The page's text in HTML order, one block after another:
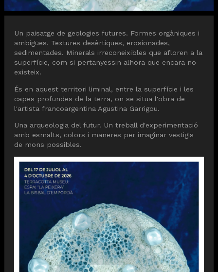
Diapositiva 1 de 1
Un paisatge de geologies futures. Formes orgàniques i
ambigües. Textures desèrtiques, erosionades,
sedimentades. Minerals irreconeixibles que afloren a la
superfície, com si pertanyessin alhora que encara no
existeix.
És en aquest territori liminal, entre la superfície i les
capes profundes de la terra, on se situa l'obra de
l'artista francoargentina Agustina Garrigou.
Una arqueologia del futur. Un treball d'experimentació
amb esmalts, colors i maneres per imaginar vestigis
de mons possibles.